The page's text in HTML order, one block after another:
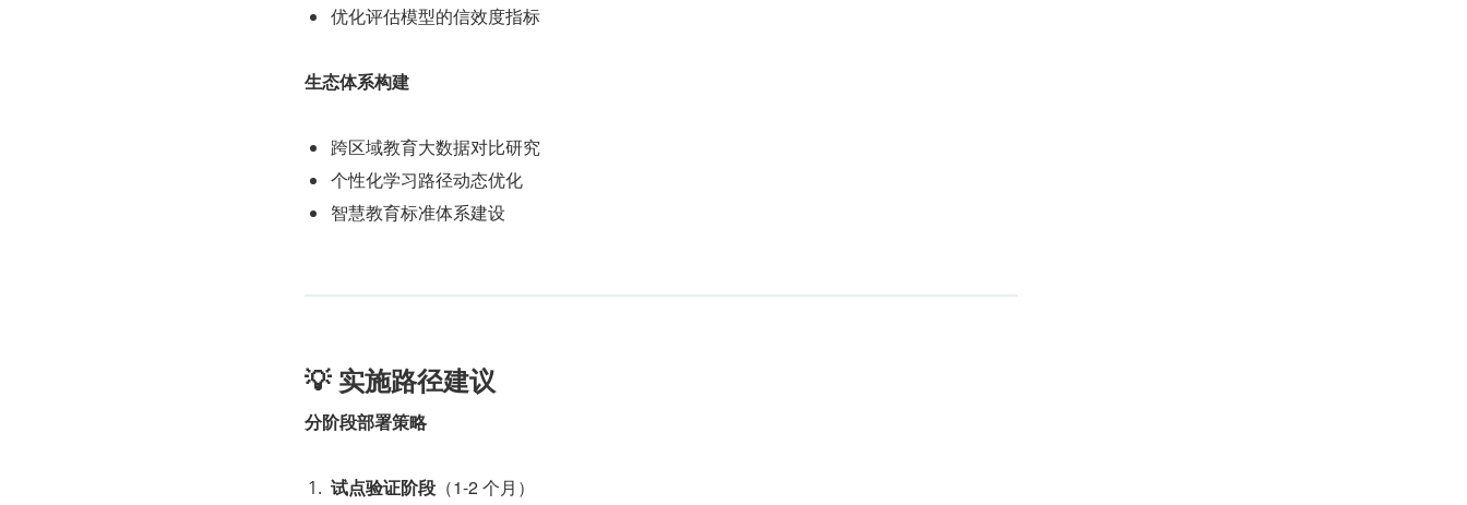
优化评估模型的信效度指标
生态体系构建
跨区域教育大数据对比研究
个性化学习路径动态优化
智慧教育标准体系建设
💡 实施路径建议
分阶段部署策略
试点验证阶段 ​（1-2 个月）